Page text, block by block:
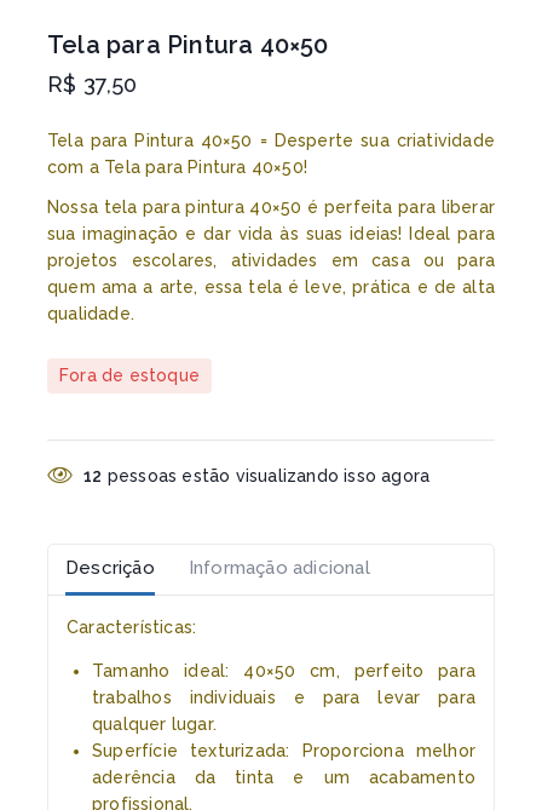
Tela para Pintura 40×50
R$ 37,50
Tela para Pintura 40×50 = Desperte sua criatividade
com a Tela para Pintura 40×50!
Nossa tela para pintura 40×50 é perfeita para liberar
sua imaginação e dar vida às suas ideias! Ideal para
projetos escolares, atividades em casa ou para
quem ama a arte, essa tela é leve, prática e de alta
qualidade.
Fora de estoque
12 pessoas estão visualizando isso agora
Descrição Informação adicional
Características:
Tamanho ideal: 40×50 cm, perfeito para
trabalhos individuais e para levar para
qualquer lugar.
Superfície texturizada: Proporciona melhor
aderência da tinta e um acabamento
profissional.